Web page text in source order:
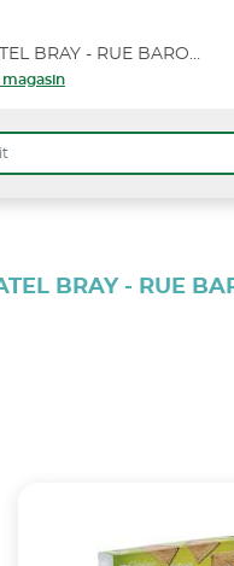
NEUFCHATEL BRAY - RUE BARON D'H SPAR
magasin
BRAY - RUE